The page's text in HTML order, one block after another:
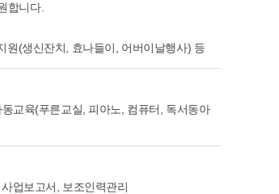
합니다.
원(생신잔치, 효나들이, 어버이날행사) 등
교육(푸른교실, 피아노, 컴퓨터, 독서동아
업보고서, 보조인력관리